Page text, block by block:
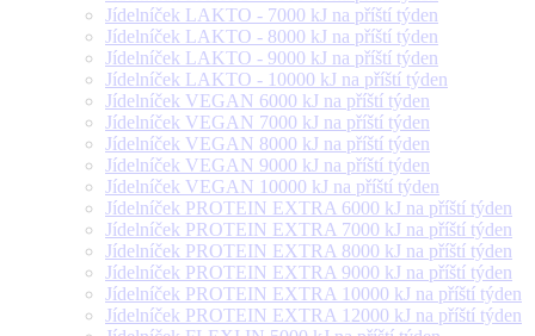
Jídelníček LAKTO - 7000 kJ na příští týden
Jídelníček LAKTO - 8000 kJ na příští týden
Jídelníček LAKTO - 9000 kJ na příští týden
Jídelníček LAKTO - 10000 kJ na příští týden
Jídelníček VEGAN 6000 kJ na příští týden
Jídelníček VEGAN 7000 kJ na příští týden
Jídelníček VEGAN 8000 kJ na příští týden
Jídelníček VEGAN 9000 kJ na příští týden
Jídelníček VEGAN 10000 kJ na příští týden
Jídelníček PROTEIN EXTRA 6000 kJ na příští týden
Jídelníček PROTEIN EXTRA 7000 kJ na příští týden
Jídelníček PROTEIN EXTRA 8000 kJ na příští týden
Jídelníček PROTEIN EXTRA 9000 kJ na příští týden
Jídelníček PROTEIN EXTRA 10000 kJ na příští týden
Jídelníček PROTEIN EXTRA 12000 kJ na příští týden